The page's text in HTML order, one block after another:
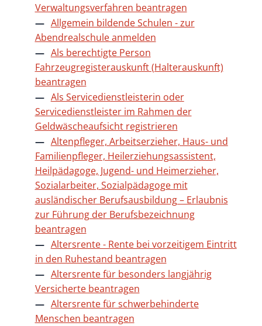
Verwaltungsverfahren beantragen
Allgemein bildende Schulen - zur
Abendrealschule anmelden
Als berechtigte Person
Fahrzeugregisterauskunft (Halterauskunft)
beantragen
Als Servicedienstleisterin oder
Servicedienstleister im Rahmen der
Geldwäscheaufsicht registrieren
Altenpfleger, Arbeitserzieher, Haus- und
Familienpfleger, Heilerziehungsassistent,
Heilpädagoge, Jugend- und Heimerzieher,
Sozialarbeiter, Sozialpädagoge mit
ausländischer Berufsausbildung – Erlaubnis
zur Führung der Berufsbezeichnung
beantragen
Altersrente - Rente bei vorzeitigem Eintritt
in den Ruhestand beantragen
Altersrente für besonders langjährig
Versicherte beantragen
Altersrente für schwerbehinderte
Menschen beantragen